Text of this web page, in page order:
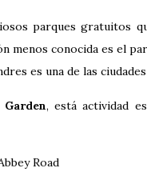
parques gratuitos
menos conocida es el
es una de las
Garden, está actividad
Road